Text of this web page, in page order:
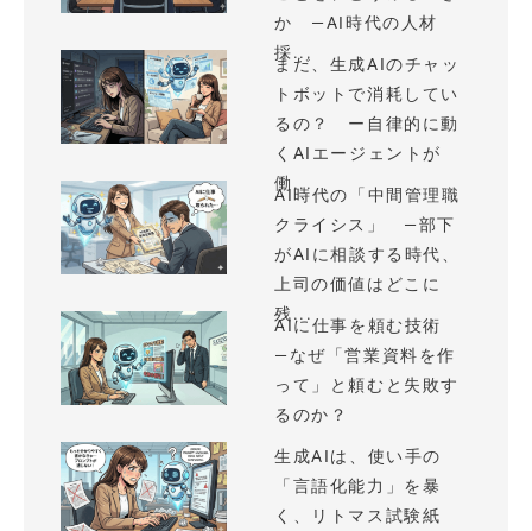
か —AI時代の人材
採...
まだ、生成AIのチャッ
トボットで消耗してい
るの？ ー自律的に動
くAIエージェントが
働...
AI時代の「中間管理職
クライシス」 —部下
がAIに相談する時代、
上司の価値はどこに
残...
AIに仕事を頼む技術
—なぜ「営業資料を作
って」と頼むと失敗す
るのか？
生成AIは、使い手の
「言語化能力」を暴
く、リトマス試験紙